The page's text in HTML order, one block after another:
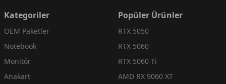
Kategoriler
OEM Paketler
Notebook
Monitör
Anakart
Popüler Ürünler
RTX 5050
RTX 5060
RTX 5060 Ti
AMD RX 9060 XT